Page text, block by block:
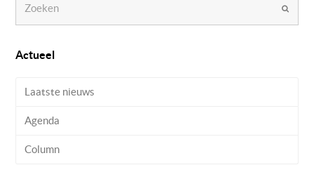
Actueel
Laatste nieuws
Agenda
Column